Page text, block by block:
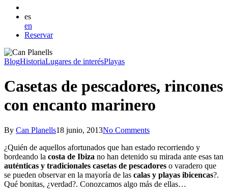
es
en
Reservar
BlogHistoriaLugares de interésPlayas
Casetas de pescadores, rincones
con encanto marinero
By Can Planells18 junio, 2013No Comments
¿Quién de aquellos afortunados que han estado recorriendo y
bordeando la costa de Ibiza no han detenido su mirada ante esas tan
auténticas y tradicionales casetas de pescadores o varadero que
se pueden observar en la mayoría de las calas y playas ibicencas?.
Qué bonitas, ¿verdad?. Conozcamos algo más de ellas…